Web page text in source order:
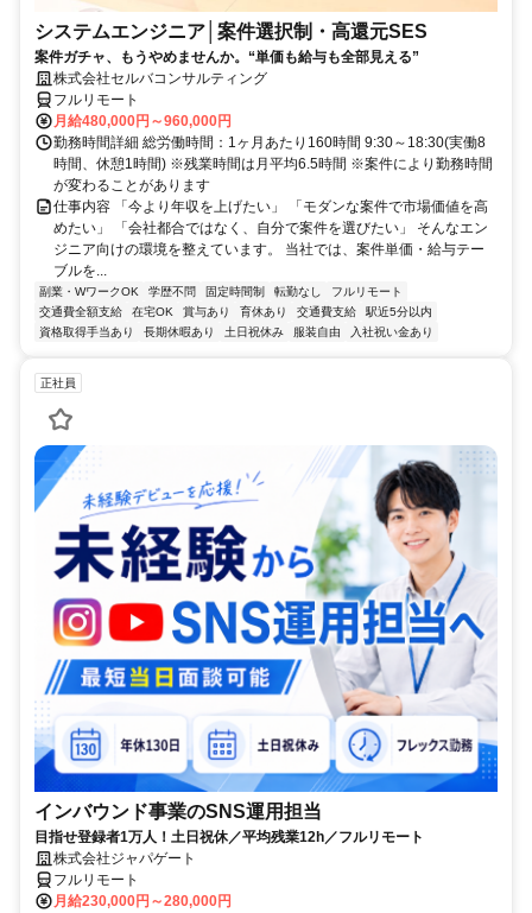
システムエンジニア│案件選択制・高還元SES
案件ガチャ、もうやめませんか。“単価も給与も全部見える”
株式会社セルバコンサルティング
フルリモート
月給480,000円～960,000円
勤務時間詳細 総労働時間：1ヶ月あたり160時間 9:30～18:30(実働8
時間、休憩1時間) ※残業時間は月平均6.5時間 ※案件により勤務時間
が変わることがあります
仕事内容 「今より年収を上げたい」 「モダンな案件で市場価値を高
めたい」 「会社都合ではなく、自分で案件を選びたい」 そんなエン
ジニア向けの環境を整えています。 当社では、案件単価・給与テー
ブルを...
副業・WワークOK 学歴不問 固定時間制 転勤なし
フルリモート
交通費全額支給
在宅OK 賞与あり 育休あり 交通費支給
駅近5分以内
資格取得手当あり
長期休暇あり 土日祝休み 服装自由 入社祝い金あり
正社員
インバウンド事業のSNS運用担当
目指せ登録者1万人！土日祝休／平均残業12h／フルリモート
株式会社ジャパゲート
フルリモート
月給230,000円～280,000円